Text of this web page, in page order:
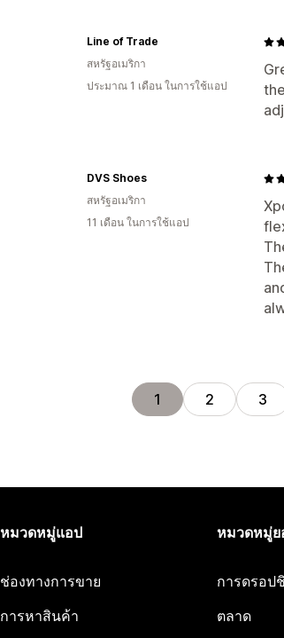
Line of Trade
สหรัฐอเมริกา
ประมาณ 1 เดือน ในการใช้แอป
DVS Shoes
สหรัฐอเมริกา
11 เดือน ในการใช้แอป
1 2 3
หมวดหมู่แอป
ช่องทางการขาย
การหาสินค้า
หมวดหมู่ย
การดรอป
ตลาด